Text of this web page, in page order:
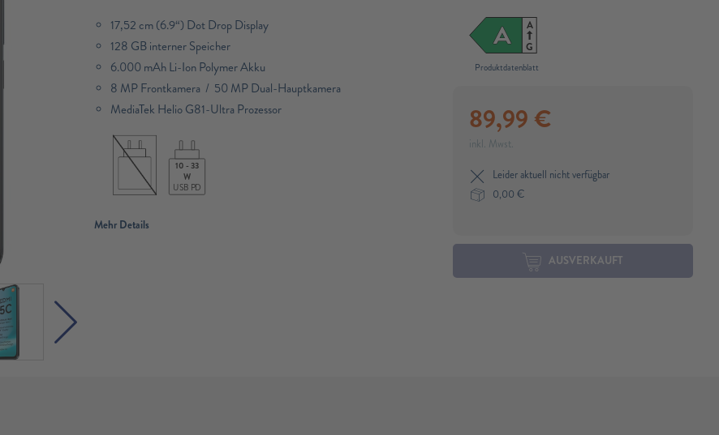
17,52 cm (6.9“) Dot Drop Display
128 GB interner Speicher
6.000 mAh Li-Ion Polymer Akku
8 MP Frontkamera / 50 MP Dual-Hauptkamera
MediaTek Helio G81-Ultra Prozessor
10 - 33
W
USB PD
Mehr Details
A
G
A
Produktdatenblatt
89,99 €
inkl. Mwst.
Leider aktuell nicht verfügbar
0,00 €
AUSVERKAUFT